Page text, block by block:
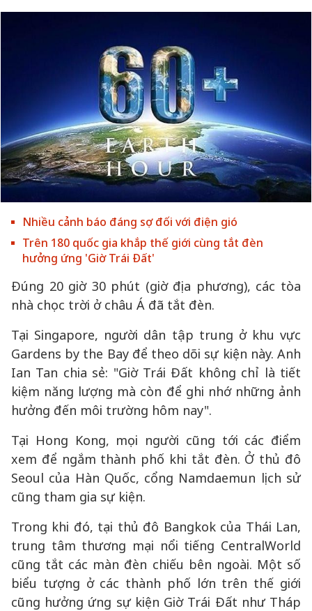
Nhiều cảnh báo đáng sợ đối với điện gió
Trên 180 quốc gia khắp thế giới cùng tắt đèn
hưởng ứng 'Giờ Trái Đất'
Đúng 20 giờ 30 phút (giờ địa phương), các tòa
nhà chọc trời ở châu Á đã tắt đèn.
Tại Singapore, người dân tập trung ở khu vực
Gardens by the Bay để theo dõi sự kiện này. Anh
Ian Tan chia sẻ: "Giờ Trái Đất không chỉ là tiết
kiệm năng lượng mà còn để ghi nhớ những ảnh
hưởng đến môi trường hôm nay".
Tại Hong Kong, mọi người cũng tới các điểm
xem để ngắm thành phố khi tắt đèn. Ở thủ đô
Seoul của Hàn Quốc, cổng Namdaemun lịch sử
cũng tham gia sự kiện.
Trong khi đó, tại thủ đô Bangkok của Thái Lan,
trung tâm thương mại nổi tiếng CentralWorld
cũng tắt các màn đèn chiếu bên ngoài. Một số
biểu tượng ở các thành phố lớn trên thế giới
cũng hưởng ứng sự kiện Giờ Trái Đất như Tháp